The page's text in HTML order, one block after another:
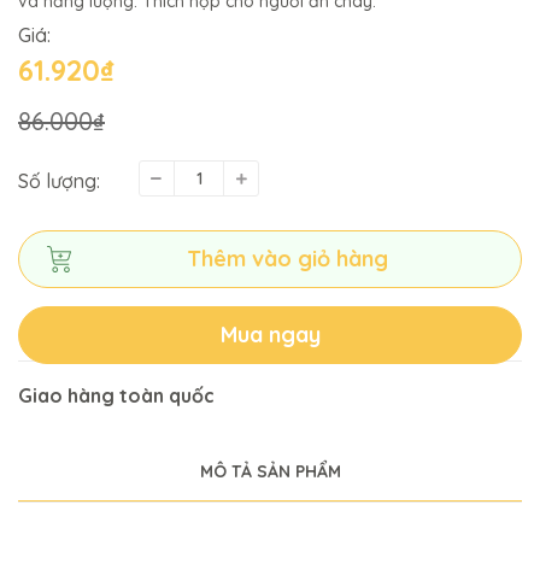
Giá:
61.920₫
86.000₫
Số lượng:
Thêm vào giỏ hàng
Mua ngay
Giao hàng toàn quốc
MÔ TẢ SẢN PHẨM